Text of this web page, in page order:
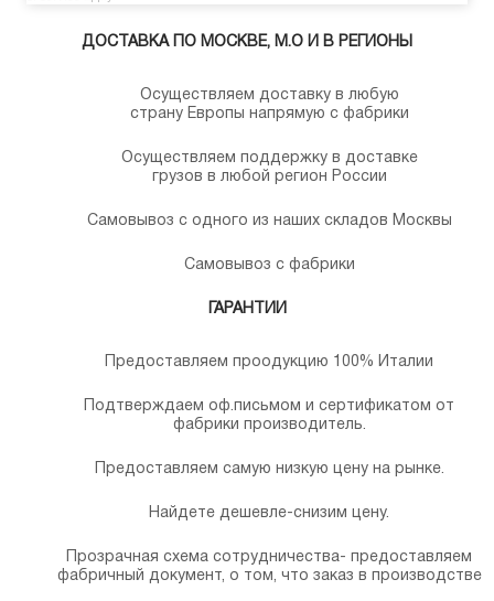
ДОСТАВКА ПО МОСКВЕ, М.О И В РЕГИОНЫ
Осуществляем доставку в любую
страну Европы напрямую с фабрики
Осуществляем поддержку в доставке
грузов в любой регион России
Самовывоз с одного из наших складов Москвы
Самовывоз с фабрики
ГАРАНТИИ
Предоставляем проодукцию 100% Италии
Подтверждаем оф.письмом и сертификатом от
фабрики производитель.
Предоставляем самую низкую цену на рынке.
Найдете дешевле-снизим цену.
Прозрачная схема сотрудничества- предоставляем
фабричный документ, о том, что заказ в производстве